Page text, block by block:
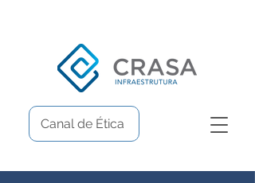
Canal de Ética